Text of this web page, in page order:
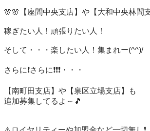
🌸🌸【座間中央支店】や【大和中央林間
稼ぎたい人！頑張りたい人！
そして・・・楽したい人！集まれー(^^)/
さらに❗️さらに❗️❗️❗️・・・
【南町田支店】や【泉区立場支店】も
追加募集してるよ～🎵